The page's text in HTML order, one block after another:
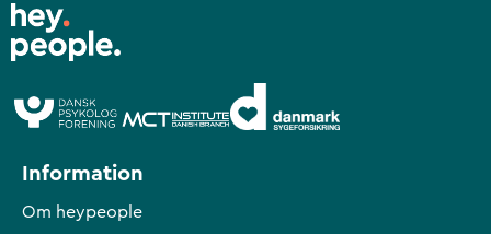
Information
Om heypeople